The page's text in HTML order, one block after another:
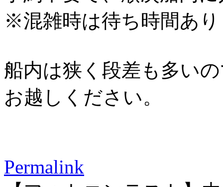
※混雑時は待ち時間あり
船内は狭く段差も多い
お越しください。
Permalink